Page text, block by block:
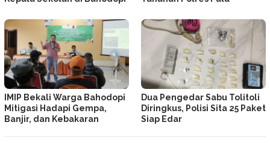
IMIP Bekali Warga Bahodopi
Mitigasi Hadapi Gempa,
Banjir, dan Kebakaran
Dua Pengedar Sabu Tolitoli
Diringkus, Polisi Sita 25 Paket
Siap Edar